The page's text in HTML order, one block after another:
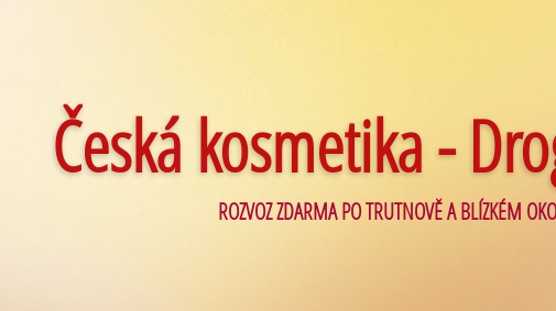
Česká kosmetika -
ROZVOZ ZDARMA PO TRUTNOVĚ A BLÍZKÉM